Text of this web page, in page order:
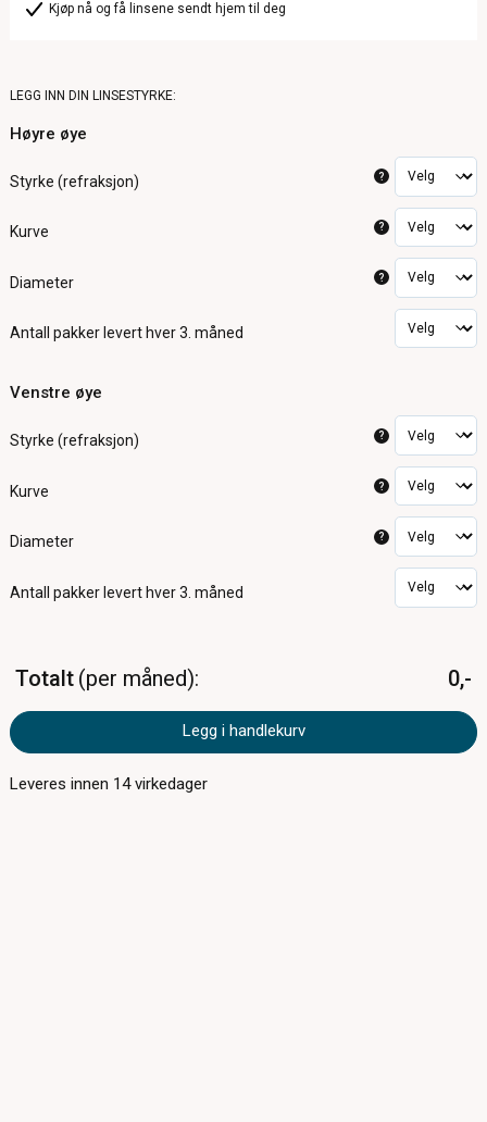
Kjøp nå og få linsene sendt hjem til deg
LEGG INN DIN LINSESTYRKE:
Høyre øye
Styrke (refraksjon) ?
Kurve ?
Diameter ?
Antall pakker levert hver 3. måned
Venstre øye
Styrke (refraksjon) ?
Kurve ?
Diameter ?
Antall pakker levert hver 3. måned
Totalt per måned 0,-
Legg i handlekurv
Leveres innen 14virkedager